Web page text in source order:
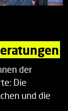
der
Die
und die